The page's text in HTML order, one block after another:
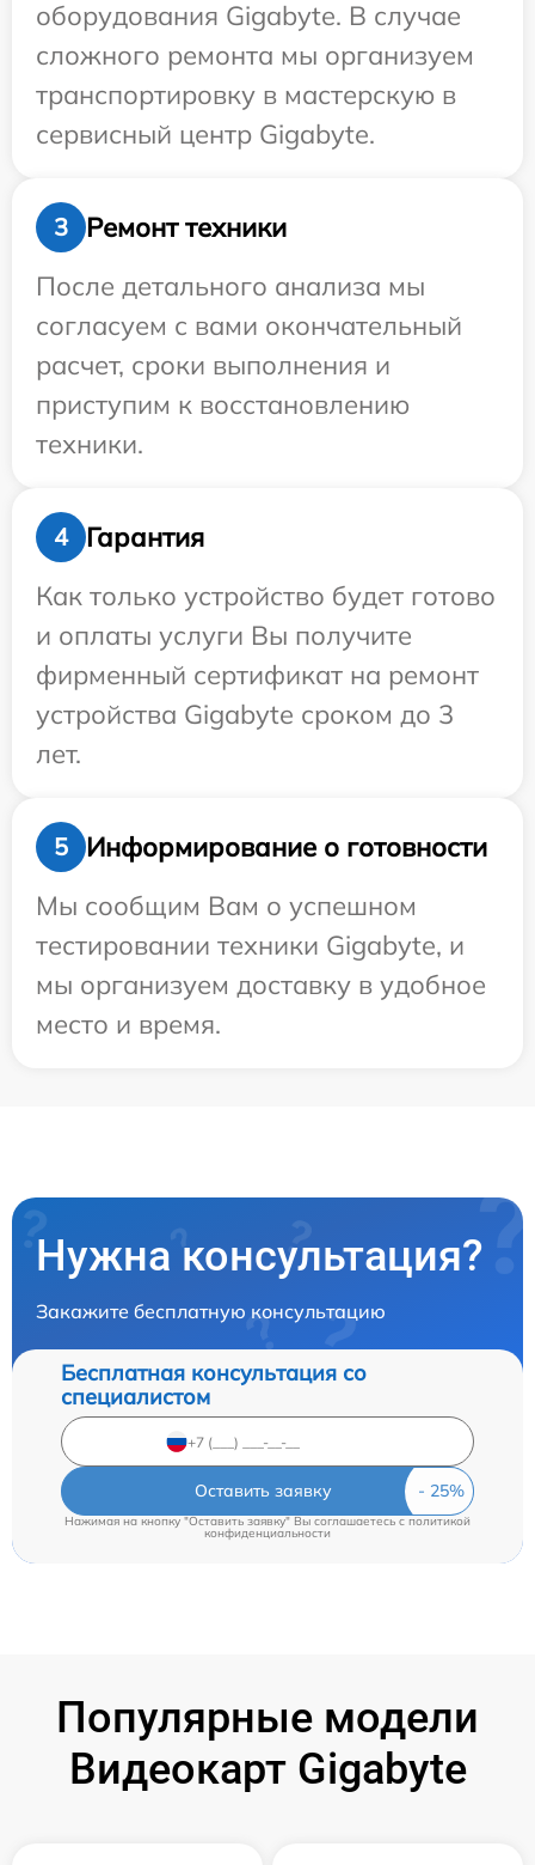
оборудования Gigabyte. В случае
сложного ремонта мы организуем
транспортировку в мастерскую в
сервисный центр Gigabyte.
3
Ремонт техники
После детального анализа мы
согласуем с вами окончательный
расчет, сроки выполнения и
приступим к восстановлению
техники.
4
Гарантия
Как только устройство будет готово
и оплаты услуги Вы получите
фирменный сертификат на ремонт
устройства Gigabyte сроком до 3
лет.
5
Информирование о готовности
Мы сообщим Вам о успешном
тестировании техники Gigabyte, и
мы организуем доставку в удобное
место и время.
Нужна консультация?
Закажите бесплатную консультацию
Бесплатная консультация со
специалистом
Оставить заявку
Нажимая на кнопку "Оставить заявку" Вы соглашаетесь cполитикой
конфиденциальности
Популярные модели
Видеокарт Gigabyte